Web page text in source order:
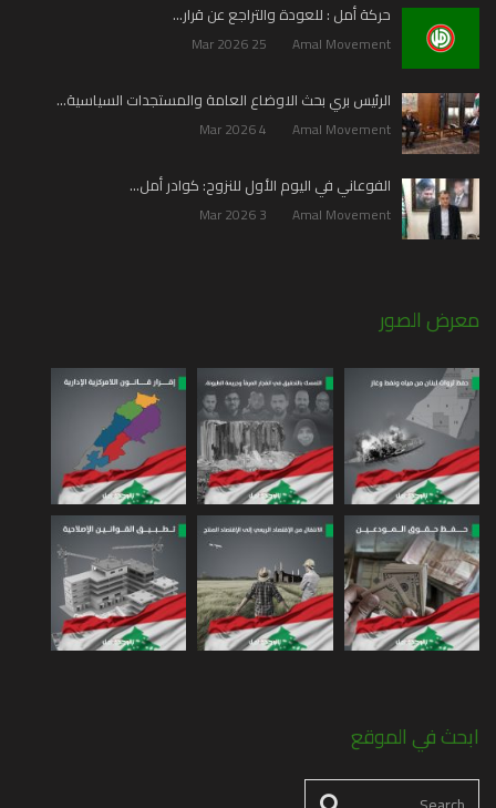
حركة أمل : للعودة والتراجع عن قرار…
Amal Movement
25 Mar 2026
الرئيس بري بحث الاوضاع العامة والمستجدات السياسية…
Amal Movement
4 Mar 2026
الفوعاني في اليوم الأول للنزوح: كوادر أمل…
Amal Movement
3 Mar 2026
معرض الصور
ابحث في الموقع